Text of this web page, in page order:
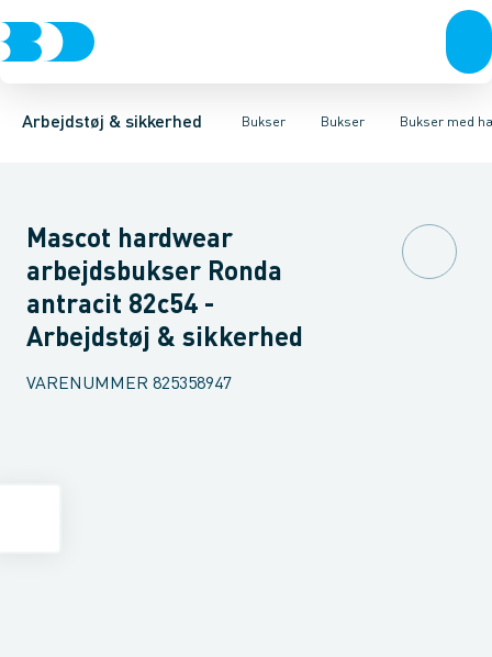
Arbejdstøj & sikkerhed Bukser
Trøjer & t-shirtsBukser Overtøj & huer Undertøj & sokkerSko
Bukser
BukserKnickers & Shorts OverallsKedeldragter Knæskånere
Bukser med
Bukser med hængelommer Bukser med lårlommer
Mascot hardwear
arbejdsbukser Ronda
antracit 82c54 -
Arbejdstøj & sikkerhed
VARENUMMER 825358947